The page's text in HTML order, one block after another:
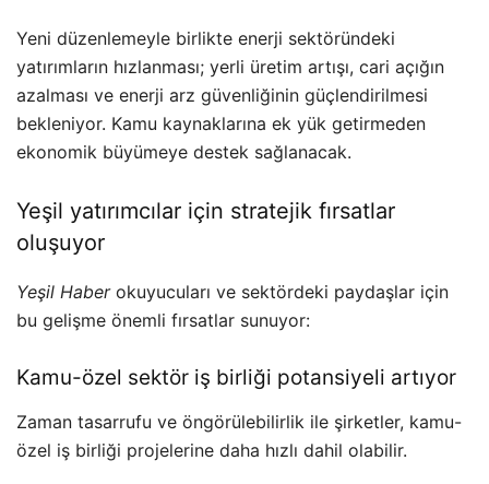
Yeni düzenlemeyle birlikte enerji sektöründeki
yatırımların hızlanması; yerli üretim artışı, cari açığın
azalması ve enerji arz güvenliğinin güçlendirilmesi
bekleniyor. Kamu kaynaklarına ek yük getirmeden
ekonomik büyümeye destek sağlanacak.
Yeşil yatırımcılar için stratejik fırsatlar
oluşuyor
Yeşil Haberokuyucuları ve sektördeki paydaşlar için
bu gelişme önemli fırsatlar sunuyor:
Kamu-özel sektör iş birliği potansiyeli artıyor
Zaman tasarrufu ve öngörülebilirlik ile şirketler, kamu-
özel iş birliği projelerine daha hızlı dahil olabilir.